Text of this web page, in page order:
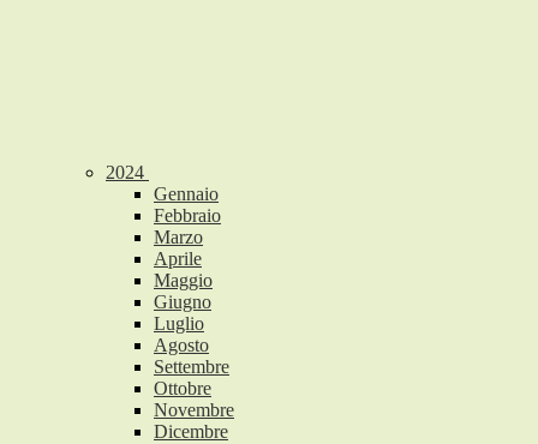
2024
Gennaio
Febbraio
Marzo
Aprile
Maggio
Giugno
Luglio
Agosto
Settembre
Ottobre
Novembre
Dicembre